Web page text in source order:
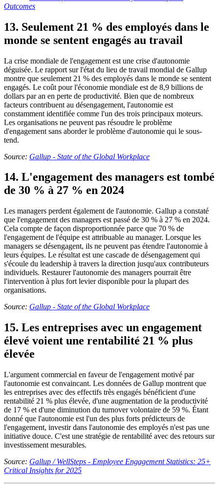
Outcomes
13. Seulement 21 % des employés dans le
monde se sentent engagés au travail
La crise mondiale de l'engagement est une crise d'autonomie
déguisée. Le rapport sur l'état du lieu de travail mondial de Gallup
montre que seulement 21 % des employés dans le monde se sentent
engagés. Le coût pour l'économie mondiale est de 8,9 billions de
dollars par an en perte de productivité. Bien que de nombreux
facteurs contribuent au désengagement, l'autonomie est
constamment identifiée comme l'un des trois principaux moteurs.
Les organisations ne peuvent pas résoudre le problème
d'engagement sans aborder le problème d'autonomie qui le sous-
tend.
Source: Gallup - State of the Global Workplace
14. L'engagement des managers est tombé
de 30 % à 27 % en 2024
Les managers perdent également de l'autonomie. Gallup a constaté
que l'engagement des managers est passé de 30 % à 27 % en 2024.
Cela compte de façon disproportionnée parce que 70 % de
l'engagement de l'équipe est attribuable au manager. Lorsque les
managers se désengagent, ils ne peuvent pas étendre l'autonomie à
leurs équipes. Le résultat est une cascade de désengagement qui
s'écoule du leadership à travers la direction jusqu'aux contributeurs
individuels. Restaurer l'autonomie des managers pourrait être
l'intervention à plus fort levier disponible pour la plupart des
organisations.
Source: Gallup - State of the Global Workplace
15. Les entreprises avec un engagement
élevé voient une rentabilité 21 % plus
élevée
L'argument commercial en faveur de l'engagement motivé par
l'autonomie est convaincant. Les données de Gallup montrent que
les entreprises avec des effectifs très engagés bénéficient d'une
rentabilité 21 % plus élevée, d'une augmentation de la productivité
de 17 % et d'une diminution du turnover volontaire de 59 %. Étant
donné que l'autonomie est l'un des plus forts prédicteurs de
l'engagement, investir dans l'autonomie des employés n'est pas une
initiative douce. C'est une stratégie de rentabilité avec des retours sur
investissement mesurables.
Source: Gallup / WellSteps - Employee Engagement Statistics: 25+
Critical Insights for 2025